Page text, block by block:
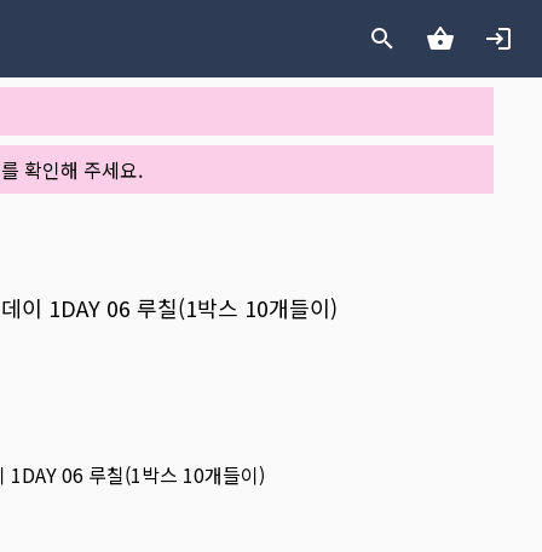
확인해 주세요.
이 1DAY 06 루칠(1박스 10개들이)
06 루칠(1박스 10개들이)